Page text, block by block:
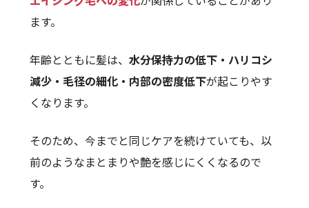
ます。
年齢とともに髪は、 水分保持力の低下・ハリコシ
減少・毛径の細化・内部の密度低下が起こりやす
くなります。
そのため、今までと同じケアを続けていても、以
前のようなまとまりや艶を感じにくくなるので
す。